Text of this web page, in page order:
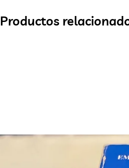
Productos